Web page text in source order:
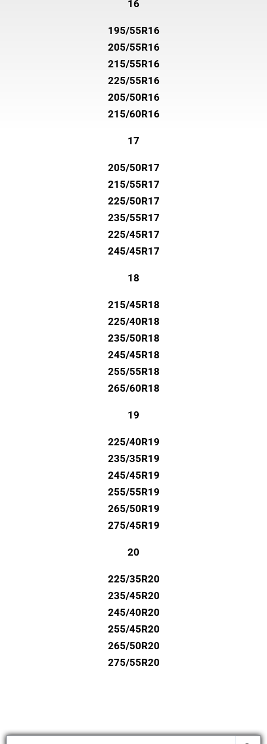
16
195/55R16
205/55R16
215/55R16
225/55R16
205/50R16
215/60R16
17
205/50R17
215/55R17
225/50R17
235/55R17
225/45R17
245/45R17
18
215/45R18
225/40R18
235/50R18
245/45R18
255/55R18
265/60R18
19
225/40R19
235/35R19
245/45R19
255/55R19
265/50R19
275/45R19
20
225/35R20
235/45R20
245/40R20
255/45R20
265/50R20
275/55R20